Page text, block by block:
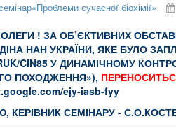
сучасної біохімії»
! ЗА ОБ’ЄКТИВНИХ
НАН УКРАЇНИ, ЯКЕ БУЛО
/CIN85 У ДИНАМІЧНОМУ
ПОХОДЖЕННЯ»),
ejy-iasb-fyy
КЕРІВНИК СЕМІНАРУ -